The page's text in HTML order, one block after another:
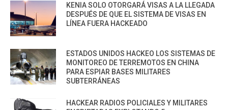
KENIA SOLO OTORGARÁ VISAS A LA LLEGADA
DESPUÉS DE QUE EL SISTEMA DE VISAS EN
LÍNEA FUERA HACKEADO
ESTADOS UNIDOS HACKEO LOS SISTEMAS DE
MONITOREO DE TERREMOTOS EN CHINA
PARA ESPIAR BASES MILITARES
SUBTERRÁNEAS
HACKEAR RADIOS POLICIALES Y MILITARES